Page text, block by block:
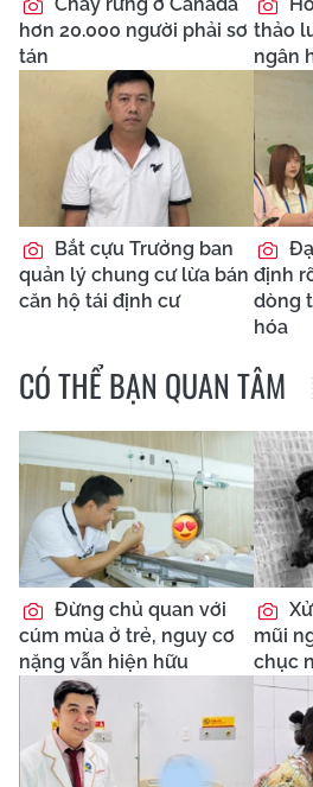
hơn 20.000 người phải sơ
tán
thảo
ngân
Bắt cựu Trưởng ban
quản lý chung cư lừa bán
căn hộ tái định cư
định
dòng
hóa
CÓ THỂ BẠN QUAN TÂM
Đừng chủ quan với
cúm mùa ở trẻ, nguy cơ
nặng vẫn hiện hữu
mũi
chục